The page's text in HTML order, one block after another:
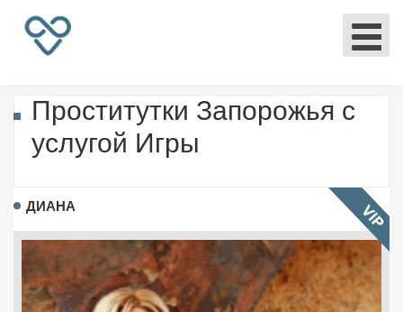
Проститутки Запорожья с
услугой Игры
ДИАНА